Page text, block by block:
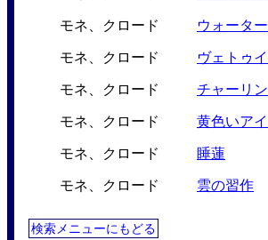
モネ、クロード ウォータ
モネ、クロード ヴェトゥ
モネ、クロード チャーリ
モネ、クロード 黄色いア
モネ、クロード 睡蓮
モネ、クロード 雲の習作
検索メニューにもどる